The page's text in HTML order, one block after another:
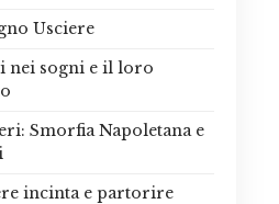
Usciere
nei sogni e il loro
Smorfia Napoletana e
incinta e partorire